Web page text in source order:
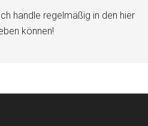
handle regelmäßig in den hier
können!